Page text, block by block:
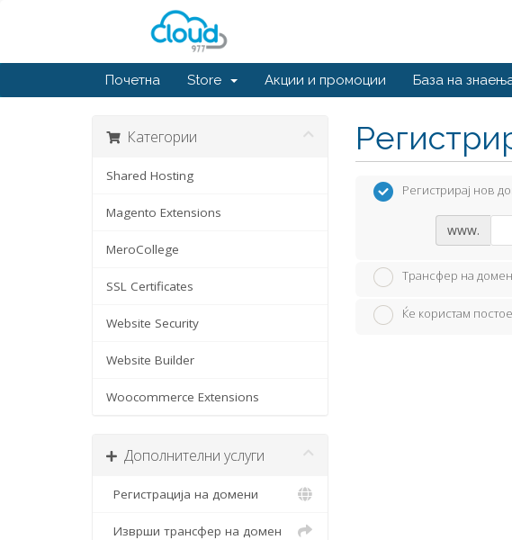
Почетна Store Акции и промоции База на
Категории
Shared Hosting
Magento Extensions
MeroCollege
SSL Certificates
Website Security
Website Builder
Woocommerce Extensions
Дополнителни услуги
Регистрација на домени
Изврши трансфер на домен
Регистрирај нов
www.
Трансфер на
Ќе користам